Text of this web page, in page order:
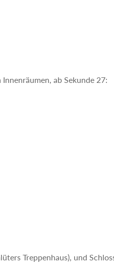
ab Sekunde 27:
Treppenhaus), und